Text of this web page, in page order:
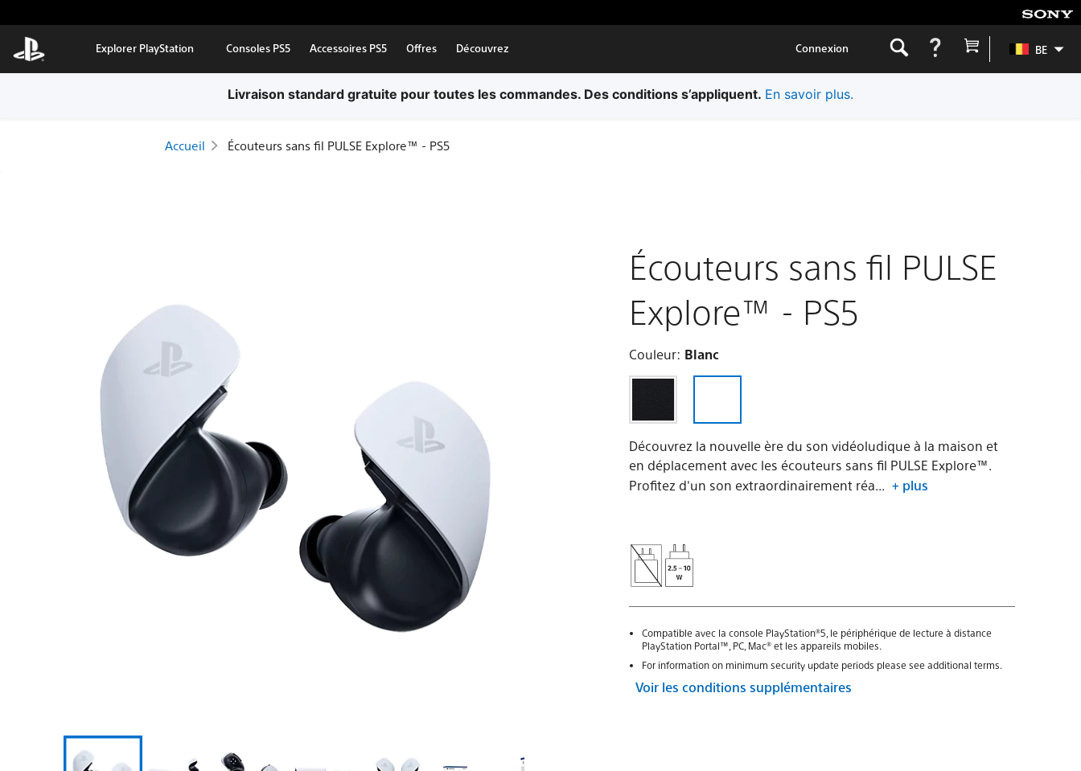
Explorer PlayStation Consoles PS5 Accessoires PS5 Offres Découvrez Connexion BE
Livraison standard gratuite pour toutes les commandes. Des conditions s’appliquent. En savoir plus.
Accueil Écouteurs sans fil PULSE Explore™ - PS5
PULSE
Explore™
PS5
Écouteurs sans fil PULSE
Explore™ - PS5
Couleur: Blanc
Découvrez la nouvelle ère du son vidéoludique à la maison et
en déplacement avec les écouteurs sans fil PULSE Explore™.
Profitez d'un son extraordinairement réa... + plus
Compatible avec la console PlayStation®5, le périphérique de lecture à distance
PlayStation Portal™, PC, Mac® et les appareils mobiles.
For information on minimum security update periods please see additional terms.
Voir les conditions supplémentaires